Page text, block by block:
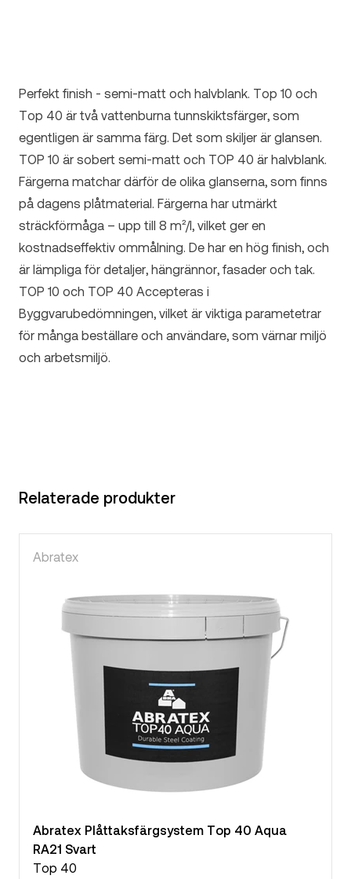
Perfekt finish - semi-matt och halvblank. Top 10 och
Top 40 är två vattenburna tunnskiktsfärger, som
egentligen är samma färg. Det som skiljer är glansen.
TOP 10 är sobert semi-matt och TOP 40 är halvblank.
Färgerna matchar därför de olika glanserna, som finns
på dagens plåtmaterial. Färgerna har utmärkt
sträckförmåga – upp till 8 m²/l, vilket ger en
kostnadseffektiv ommålning. De har en hög finish, och
är lämpliga för detaljer, hängrännor, fasader och tak.
TOP 10 och TOP 40 Accepteras i
Byggvarubedömningen, vilket är viktiga parametetrar
för många beställare och användare, som värnar miljö
och arbetsmiljö.
Relaterade produkter
Abratex
Abratex Plåttaksfärgsystem Top 40 Aqua
RA21 Svart
Top 40